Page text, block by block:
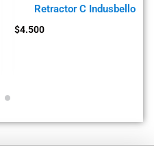
Retractor C Indusbello
$4.500